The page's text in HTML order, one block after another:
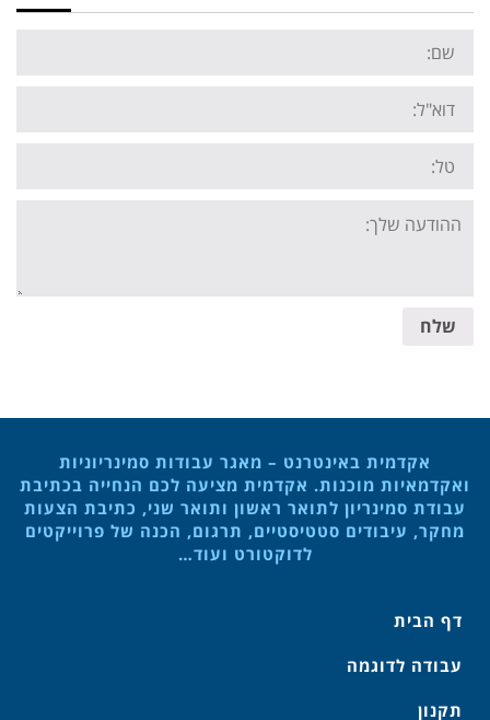
Name:
Email:
Tel:
Your
message:
שלח
אקדמית באינטרנט – מאגר עבודות סמינריוניות
ואקדמאיות מוכנות. אקדמית מציעה לכם הנחייה בכתיבת
עבודת סמינריון לתואר ראשון ותואר שני, כתיבת הצעות
מחקר, עיבודים סטטיסטיים, תרגום, הכנה של פרוייקטים
לדוקטורט ועוד…
דף הבית
עבודה לדוגמה
תקנון